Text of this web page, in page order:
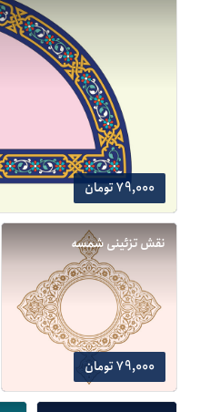
79,000 تومان
نقش تزئینی شمسه
79,000 تومان